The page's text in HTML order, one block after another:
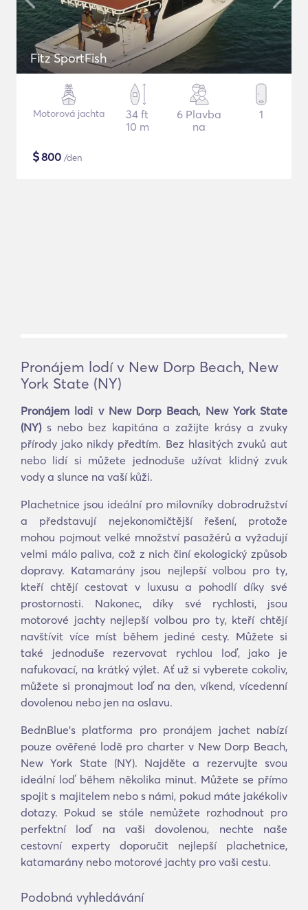
Fitz SportFish
Motorová jachta
34 ft
10 m
6 Plavba
na
1
$800 /den
Pronájem lodí v New Dorp Beach, New
York State (NY)
Pronájem lodi v New Dorp Beach, New York State
(NY)s nebo bez kapitána a zažijte krásy a zvuky
přírody jako nikdy předtím. Bez hlasitých zvuků aut
nebo lidí si můžete jednoduše užívat klidný zvuk
vody a slunce na vaší kůži.
Plachetnice jsou ideální pro milovníky dobrodružství
a představují nejekonomičtější řešení, protože
mohou pojmout velké množství pasažérů a vyžadují
velmi málo paliva, což z nich činí ekologický způsob
dopravy. Katamarány jsou nejlepší volbou pro ty,
kteří chtějí cestovat v luxusu a pohodlí díky své
prostornosti. Nakonec, díky své rychlosti, jsou
motorové jachty nejlepší volbou pro ty, kteří chtějí
navštívit více míst během jediné cesty. Můžete si
také jednoduše rezervovat rychlou loď, jako je
nafukovací, na krátký výlet. Ať už si vyberete cokoliv,
můžete si pronajmout loď na den, víkend, vícedenní
dovolenou nebo jen na oslavu.
BednBlue's platforma pro pronájem jachet nabízí
pouze ověřené lodě pro charter v New Dorp Beach,
New York State (NY). Najděte a rezervujte svou
ideální loď během několika minut. Můžete se přímo
spojit s majitelem nebo s námi, pokud máte jakékoliv
dotazy. Pokud se stále nemůžete rozhodnout pro
perfektní loď na vaši dovolenou, nechte naše
cestovní experty doporučit nejlepší plachetnice,
katamarány nebo motorové jachty pro vaši cestu.
Podobná vyhledávání